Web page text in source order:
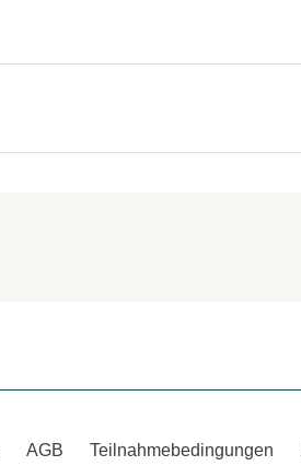
AGB Teilnahmebedingungen